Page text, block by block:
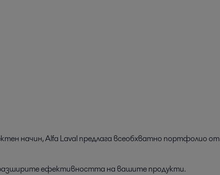
начин, Alfa Laval предлага всеобхватно портфолио от
ефективността на вашите продукти.